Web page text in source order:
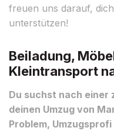
freuen uns darauf,
unterstützen!
Beiladung,
Kleintransport
Du suchst nach einer
deinen Umzug von
Problem,